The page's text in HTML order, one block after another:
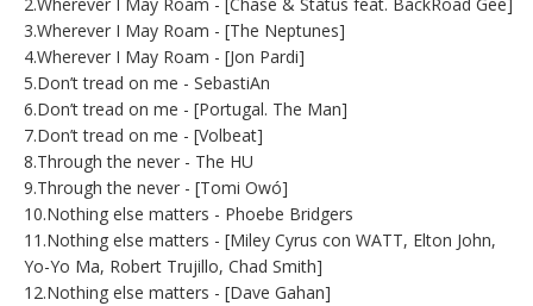
3.Wherever I May Roam - [The Neptunes]
4.Wherever I May Roam - [Jon Pardi]
5.Don’t tread on me - SebastiAn
6.Don’t tread on me - [Portugal. The Man]
7.Don’t tread on me - [Volbeat]
8.Through the never - The HU
9.Through the never - [Tomi Owó]
10.Nothing else matters - Phoebe Bridgers
11.Nothing else matters - [Miley Cyrus con WATT, Elton John,
Yo-Yo Ma, Robert Trujillo, Chad Smith]
12.Nothing else matters - [Dave Gahan]